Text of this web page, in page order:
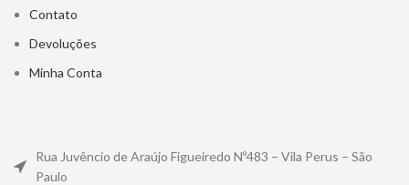
Contato
Devoluções
Minha Conta
Rua Juvêncio de Araújo Figueiredo Nº483 – Vila Perus – São
Paulo